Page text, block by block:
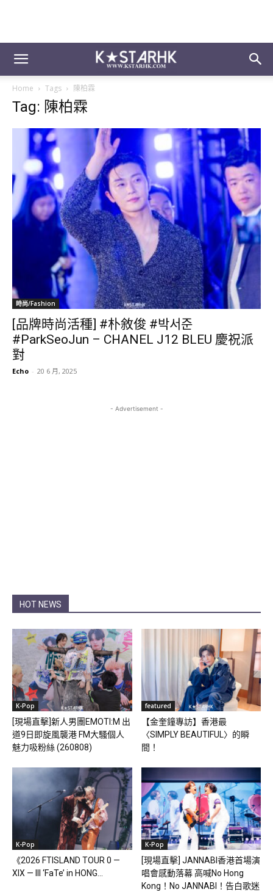
Home Tags 陳柏霖
Tag: 陳柏霖
時尚/Fashion
[品牌時尚活種] #朴敘俊 #박서준
#ParkSeoJun – CHANEL J12 BLEU 慶祝派
對
Echo - 20 6 月, 2025
- Advertisement -
HOT NEWS
K-Pop
[現場直擊]新人男團EMOTI:M 出
道9日即旋風襲港 FM大騷個人
魅力吸粉絲 (260808)
featured
【金奎鐘專訪】香港最
〈SIMPLY BEAUTIFUL〉的瞬
間！
K-Pop
《2026 FTISLAND TOUR 0 —
XIX — III ‘FaTe’ in HONG...
K-Pop
[現場直擊] JANNABI香港首場演
唱會感動落幕 高喊No Hong
Kong！No JANNABI！告白歌迷